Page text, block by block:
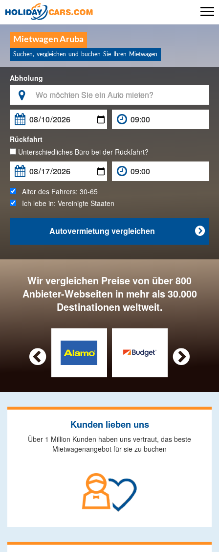
Mietwagen Aruba
Suchen, vergleichen und buchen Sie Ihren Mietwagen
Abholung


Rückfahrt
Unterschiedliches Büro bei der Rückfahrt?
Alter des Fahrers: 30-65
Ich lebe in: Vereinigte Staaten

Autovermietung vergleichen
Wir vergleichen Preise von über 800
Anbieter-Webseiten in mehr als 30.000
Destinationen weltweit.
 
Kunden lieben uns
Über 1 Million Kunden haben uns vertraut, das beste
Mietwagenangebot für sie zu buchen